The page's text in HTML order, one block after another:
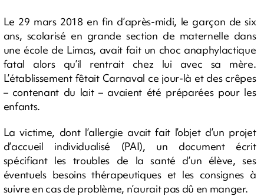
Le 29 mars 2018 en fin d’après-midi, le garçon de six
ans, scolarisé en grande section de maternelle dans
une école de Limas, avait fait un choc anaphylactique
fatal alors qu’il rentrait chez lui avec sa mère.
L’établissement fêtait Carnaval ce jour-là et des crêpes
– contenant du lait – avaient été préparées pour les
enfants.
La victime, dont l’allergie avait fait l’objet d’un projet
d’accueil individualisé (PAI), un document écrit
spécifiant les troubles de la santé d’un élève, ses
éventuels besoins thérapeutiques et les consignes à
suivre en cas de problème, n’aurait pas dû en manger.